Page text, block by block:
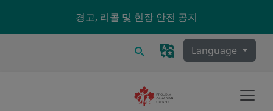
경고, 리콜 및 현장 안전 공지
찾다 Language